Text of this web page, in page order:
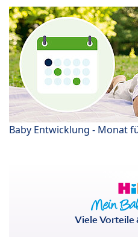
Baby Entwicklung - Monat
Viele Vorteile